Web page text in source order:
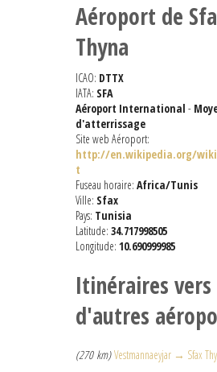
Aéroport de
Thyna
ICAO: DTTX
IATA: SFA
Aéroport International -
d'atterrissage
Site web Aéroport:
http://en.wikipedia.org/
t
Fuseau horaire: Africa/Tunis
Ville: Sfax
Pays: Tunisia
Latitude: 34.717998505
Longitude: 10.690999985
Itinéraires vers
d'autres
(270 km) Vestmannaeyjar → Sfax